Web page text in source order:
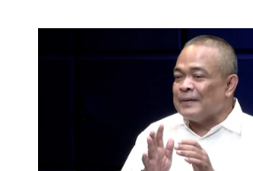
หลายอย่างที่ไม่ดี